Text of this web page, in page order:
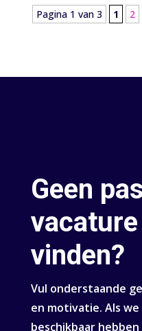
Pagina 1 van 3 1 2
Geen
vinden?
Vul onderstaande
en motivatie. Als
beschikbaar